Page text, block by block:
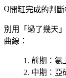
開缸完成的判
別用「過了幾天
曲線：
前期：氨
中期：亞